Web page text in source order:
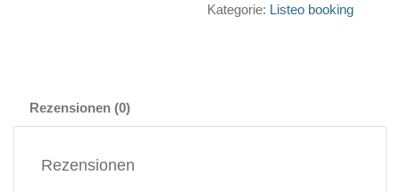
Kategorie: Listeo booking
Rezensionen (0)
Rezensionen